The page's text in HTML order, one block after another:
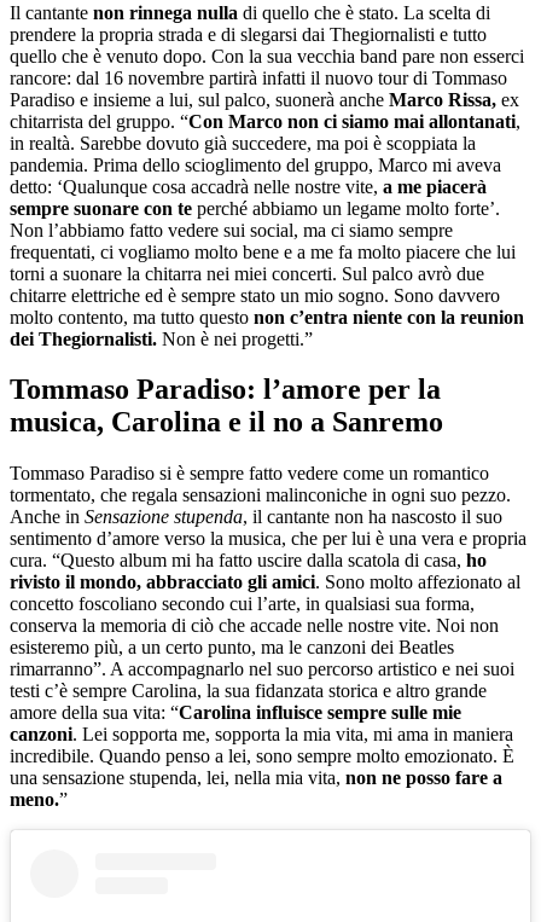
Il cantante non rinnega nulla di quello che è stato. La scelta di
prendere la propria strada e di slegarsi dai Thegiornalisti e tutto
quello che è venuto dopo. Con la sua vecchia band pare non esserci
rancore: dal 16 novembre partirà infatti il nuovo tour di Tommaso
Paradiso e insieme a lui, sul palco, suonerà anche Marco Rissa, ex
chitarrista del gruppo. “Con Marco non ci siamo mai allontanati,
in realtà. Sarebbe dovuto già succedere, ma poi è scoppiata la
pandemia. Prima dello scioglimento del gruppo, Marco mi aveva
detto: ‘Qualunque cosa accadrà nelle nostre vite, a me piacerà
sempre suonare con te perché abbiamo un legame molto forte’.
Non l’abbiamo fatto vedere sui social, ma ci siamo sempre
frequentati, ci vogliamo molto bene e a me fa molto piacere che lui
torni a suonare la chitarra nei miei concerti. Sul palco avrò due
chitarre elettriche ed è sempre stato un mio sogno. Sono davvero
molto contento, ma tutto questo non c’entra niente con la reunion
dei Thegiornalisti. Non è nei progetti.”
Tommaso Paradiso: l’amore per la
musica, Carolina e il no a Sanremo
Tommaso Paradiso si è sempre fatto vedere come un romantico
tormentato, che regala sensazioni malinconiche in ogni suo pezzo.
Anche in Sensazione stupenda, il cantante non ha nascosto il suo
sentimento d’amore verso la musica, che per lui è una vera e propria
cura. “Questo album mi ha fatto uscire dalla scatola di casa, ho
rivisto il mondo, abbracciato gli amici. Sono molto affezionato al
concetto foscoliano secondo cui l’arte, in qualsiasi sua forma,
conserva la memoria di ciò che accade nelle nostre vite. Noi non
esisteremo più, a un certo punto, ma le canzoni dei Beatles
rimarranno”. A accompagnarlo nel suo percorso artistico e nei suoi
testi c’è sempre Carolina, la sua fidanzata storica e altro grande
amore della sua vita: “Carolina influisce sempre sulle mie
canzoni. Lei sopporta me, sopporta la mia vita, mi ama in maniera
incredibile. Quando penso a lei, sono sempre molto emozionato. È
una sensazione stupenda, lei, nella mia vita, non ne posso fare a
meno.”